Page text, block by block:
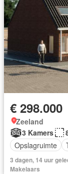
€ 298.000
Zeeland
3 Kamers
Opslagruimte
3 dagen, 14 uur
Makelaars